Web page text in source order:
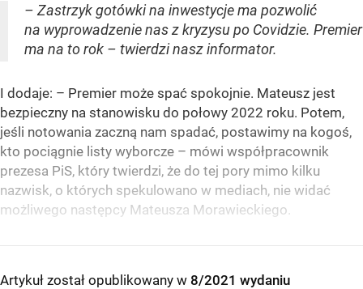
– Zastrzyk gotówki na inwestycje ma pozwolić
na wyprowadzenie nas z kryzysu po Covidzie. Premier
ma na to rok – twierdzi nasz informator.
I dodaje: – Premier może spać spokojnie. Mateusz jest
bezpieczny na stanowisku do połowy 2022 roku. Potem,
jeśli notowania zaczną nam spadać, postawimy na kogoś,
kto pociągnie listy wyborcze – mówi współpracownik
prezesa PiS, który twierdzi, że do tej pory mimo kilku
nazwisk, o których spekulowano w mediach, nie widać
możliwego następcy Mateusza Morawieckiego.
Artykuł został opublikowany w 8/2021 wydaniu